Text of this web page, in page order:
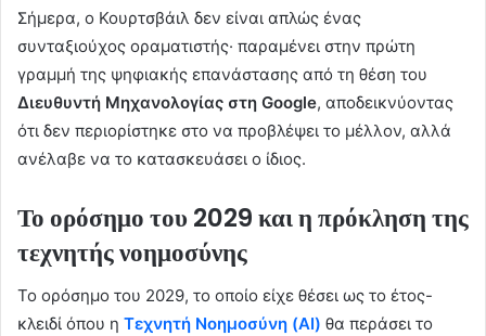
Σήμερα, ο Κουρτσβάιλ δεν είναι απλώς ένας
συνταξιούχος οραματιστής· παραμένει στην πρώτη
γραμμή της ψηφιακής επανάστασης από τη θέση του
Διευθυντή Μηχανολογίας στη Google, αποδεικνύοντας
ότι δεν περιορίστηκε στο να προβλέψει το μέλλον, αλλά
ανέλαβε να το κατασκευάσει ο ίδιος.
Το ορόσημο του 2029 και η πρόκληση της
τεχνητής νοημοσύνης
Το ορόσημο του 2029, το οποίο είχε θέσει ως το έτος-
κλειδί όπου η Τεχνητή Νοημοσύνη (AI) θα περάσει το